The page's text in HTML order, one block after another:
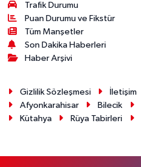
Trafik Durumu
Puan Durumu ve Fikstür
Tüm Manşetler
Son Dakika Haberleri
Haber Arşivi
Gizlilik Sözleşmesi İletişim
Afyonkarahisar
Bilecik
Kütahya
Rüya Tabirleri